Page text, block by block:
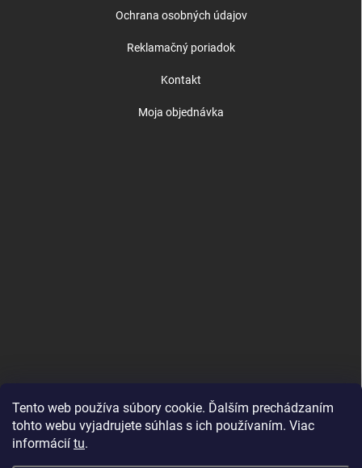
Tento web používa súbory cookie. Ďalším prechádzaním
tohto webu vyjadrujete súhlas s ich používaním. Viac
informácií tu.
Ochrana osobných údajov
Reklamačný poriadok
Kontakt
Moja objednávka